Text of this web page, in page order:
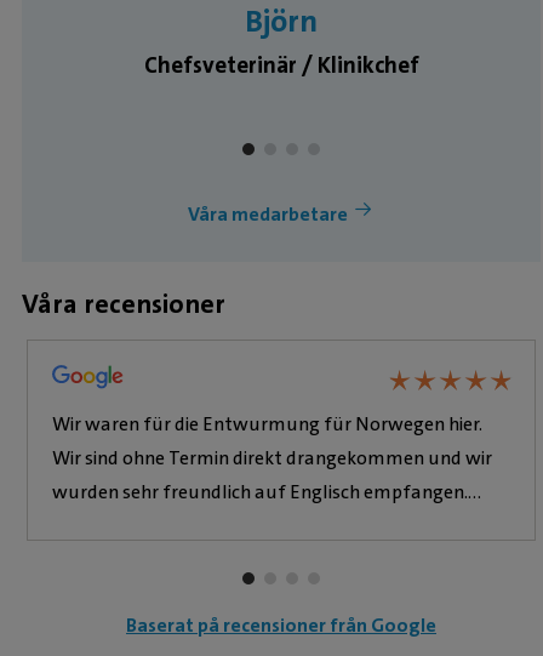
Björn
Chefsveterinär / Klinikchef
Våra medarbetare
Våra recensioner
★★★★★
★★★★★
Wir waren für die Entwurmung für Norwegen hier.
Wir sind ohne Termin direkt drangekommen und wir
wurden sehr freundlich auf Englisch empfangen.
man mitbringen oder vor Ort erwerben. Für unseren
Baserat på recensioner från Google